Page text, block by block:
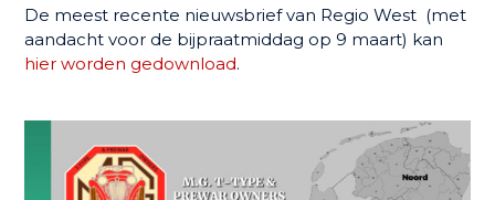
De meest recente nieuwsbrief van Regio West (met
aandacht voor de bijpraatmiddag op 9 maart) kan
hier worden gedownload.